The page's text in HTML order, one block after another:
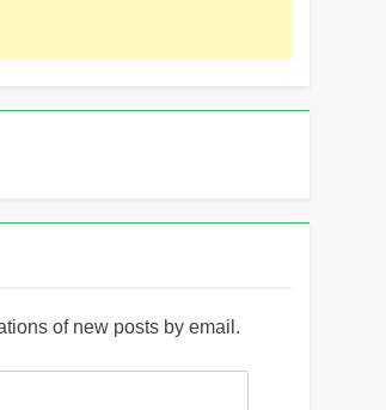
of new posts by email.